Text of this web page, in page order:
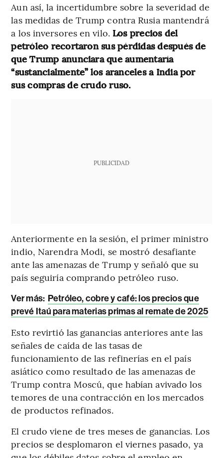
Aun así, la incertidumbre sobre la severidad de
las medidas de Trump contra Rusia mantendrá
a los inversores en vilo. Los precios del
petróleo recortaron sus pérdidas después de
que Trump anunciara que aumentaría
“sustancialmente” los aranceles a India por
sus compras de crudo ruso.
PUBLICIDAD
Anteriormente en la sesión, el primer ministro
indio, Narendra Modi, se mostró desafiante
ante las amenazas de Trump y señaló que su
país seguiría comprando petróleo ruso.
Ver más: Petróleo, cobre y café: los precios que
prevé Itaú para materias primas al remate de 2025
Esto revirtió las ganancias anteriores ante las
señales de caída de las tasas de
funcionamiento de las refinerías en el país
asiático como resultado de las amenazas de
Trump contra Moscú, que habían avivado los
temores de una contracción en los mercados
de productos refinados.
El crudo viene de tres meses de ganancias. Los
precios se desplomaron el viernes pasado, ya